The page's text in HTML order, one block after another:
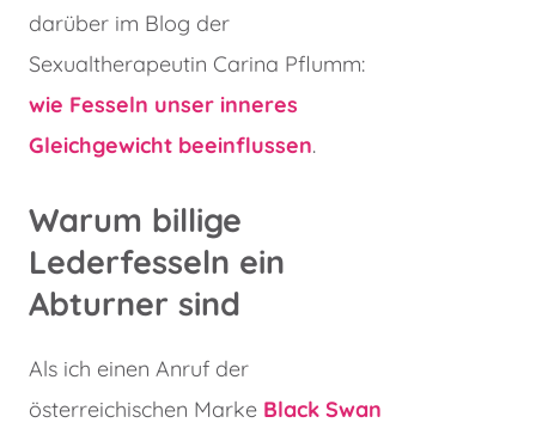
darüber im Blog der
Sexualtherapeutin Carina Pflumm:
wie Fesseln unser inneres
Gleichgewicht beeinflussen.
Warum billige
Lederfesseln ein
Abturner sind
Als ich einen Anruf der
österreichischen Marke Black Swan